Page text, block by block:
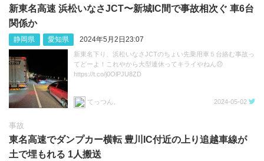
新東名高速 浜松いなさJCT〜新城IC間で事故相次ぐ 車6台
関係か
静岡県 愛知県 2024年5月2日23:07
新東名下り、浜松いなさJCTのちょい先乗用車５台絡む事故っ
てどーよ！これやから大型連休ってキライやねん😞
https://t.co/j0OlPJU8ZD
てっつん。 2024-05-02
事故
東名高速でダンプカー横転 豊川IC付近の上り追越車線が
土で埋もれる 1人搬送